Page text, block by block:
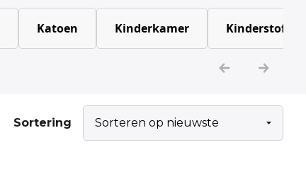
Katoen Kinderkamer Kinderstoffen
Sortering